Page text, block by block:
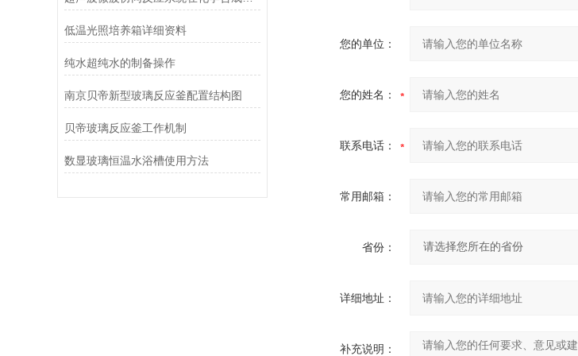
低温光照培养箱详细资料
纯水超纯水的制备操作
南京贝帝新型玻璃反应釜配置结构图
贝帝玻璃反应釜工作机制
数显玻璃恒温水浴槽使用方法
您的单位：
您的姓名：
联系电话：
常用邮箱：
省份：
详细地址：
补充说明：